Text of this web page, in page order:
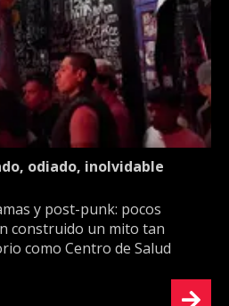
odiado, inolvidable
y post-punk: pocos
construido un mito tan
como Centro de Salud